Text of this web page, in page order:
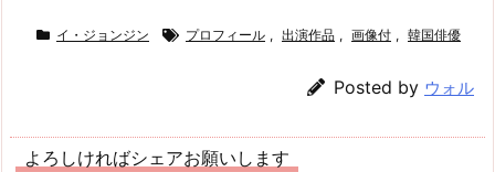
イ・ジョンジン プロフィール , 出演作品 , 画像付 , 韓国俳優
Posted by ウォル
よろしければシェアお願いします